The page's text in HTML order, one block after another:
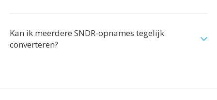
Kan ik meerdere SNDR-opnames tegelijk
converteren?